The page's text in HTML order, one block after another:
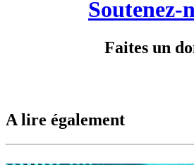
Soutenez-
Faites un
A lire également